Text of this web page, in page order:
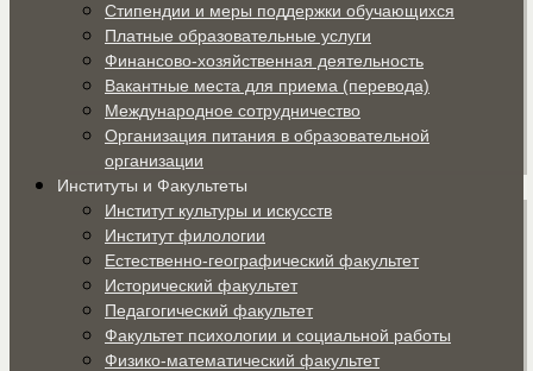
Стипендии и меры поддержки обучающихся
Платные образовательные услуги
Финансово-хозяйственная деятельность
Вакантные места для приема (перевода)
Международное сотрудничество
Организация питания в образовательной
организации
Институты и Факультеты
Институт культуры и искусств
Институт филологии
Естественно-географический факультет
Исторический факультет
Педагогический факультет
Факультет психологии и социальной работы
Физико-математический факультет